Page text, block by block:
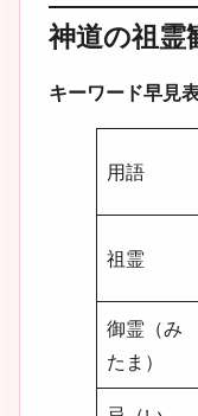
神道の祖霊
キーワード早見
用語
祖霊
御霊（み
たま）